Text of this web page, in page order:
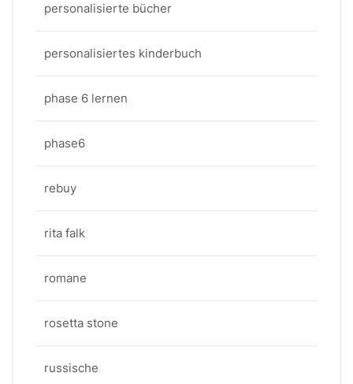
personalisierte bücher
personalisiertes kinderbuch
phase 6 lernen
phase6
rebuy
rita falk
romane
rosetta stone
russische